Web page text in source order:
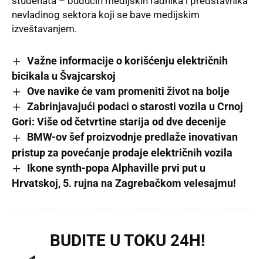
nevladinog sektora koji se bave medijskim
izveštavanjem.
Važne informacije o korišćenju električnih
bicikala u Švajcarskoj
Ove navike će vam promeniti život na bolje
Zabrinjavajući podaci o starosti vozila u Crnoj
Gori: Više od četvrtine starija od dve decenije
BMW-ov šef proizvodnje predlaže inovativan
pristup za povećanje prodaje električnih vozila
Ikone synth-popa Alphaville prvi put u
Hrvatskoj, 5. rujna na Zagrebačkom velesajmu!
BUDITE U TOKU 24H!